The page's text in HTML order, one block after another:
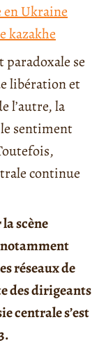
en Ukraine
kazakhe
paradoxale se
libération et
l’autre, la
sentiment
continue
scène
réseaux de
des dirigeants
centrale s’est